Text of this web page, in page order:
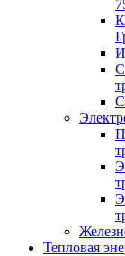
Тепловая